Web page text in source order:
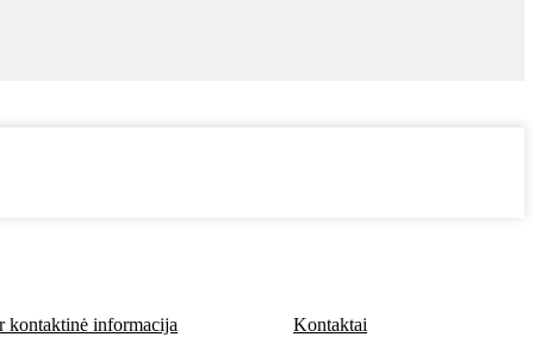
kontaktinė informacija Kontaktai